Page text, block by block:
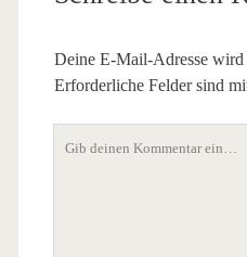
Deine E-Mail-Adresse
Erforderliche Felder sind